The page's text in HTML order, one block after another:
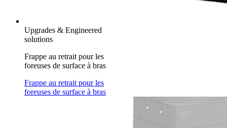
Upgrades & Engineered
solutions
Frappe au retrait pour les
foreuses de surface à bras
Frappe au retrait pour les
foreuses de surface à bras